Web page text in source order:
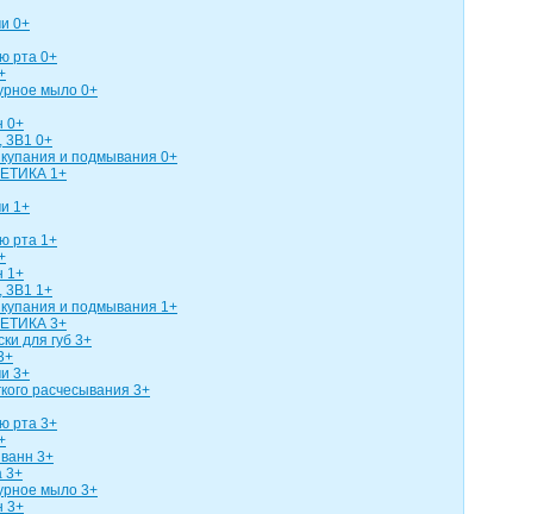
0+
рта 0+
мыло 0+
0+
3В1 0+
и подмывания 0+
1+
1+
рта 1+
1+
3В1 1+
и подмывания 1+
3+
для губ 3+
3+
расчесывания 3+
рта 3+
3+
3+
мыло 3+
3+